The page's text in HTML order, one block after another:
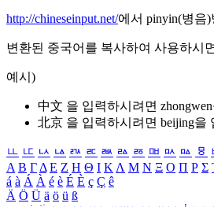
http://chineseinput.net/에서 pinyin(병음
변환된 중국어를 복사하여 사용하시
예시)
中文 을 입력하시려면 zhongwen
北京 을 입력하시려면 beijing을
ㅥ ㅦ ㅧ ㅨ ㅩ ㅪ ㅫ ㅬ ㅭ ㅮ ㅯ ㅰ ㅱ
Α Β ΓΔ Ε Ζ Η Θ Ι ΚΛ Μ Ν Ξ Ο Π Ρ Σ
á à Á À é è É È ç Ç ê
Ä Ö Ü ä ö ü ß